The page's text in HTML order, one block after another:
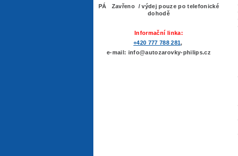
PÁ Zavřeno / výdej pouze po telefonické
dohodě
Informační linka:
+420 777 788 281,
e-mail: info@autozarovky-philips.cz